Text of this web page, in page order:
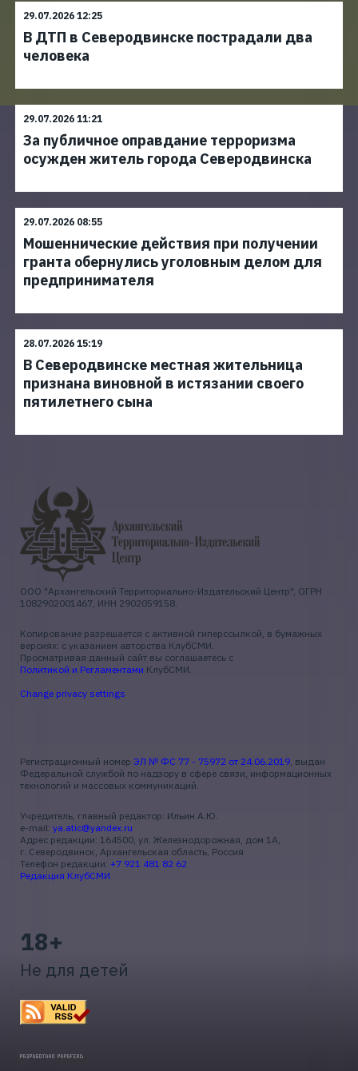
29.07.2026 12:25
В ДТП в Северодвинске пострадали два
человека
29.07.2026 11:21
За публичное оправдание терроризма
осужден житель города Северодвинска
29.07.2026 08:55
Мошеннические действия при получении
гранта обернулись уголовным делом для
предпринимателя
28.07.2026 15:19
В Северодвинске местная жительница
признана виновной в истязании своего
пятилетнего сына
ООО "Архангельский Территориально-Издательский Центр", ОГРН
1082902001467, ИНН 2902059158.
Копирование разрешается с активной гиперссылкой, в бумажных
версиях: с указанием авторства КлубСМИ.
Просматривая данный сайт вы соглашаетесь с
Политикой и Регламентами КлубСМИ.
Change privacy settings
Регистрационный номер ЭЛ № ФС 77 - 75972 от 24.06.2019, выдан
Федеральной службой по надзору в сфере связи, информационных
технологий и массовых коммуникаций.
Учредитель, главный редактор: Ильин А.Ю.
e-mail: ya.atic@yandex.ru
Адрес редакции: 164500, ул. Железнодорожная, дом 1А,
г. Северодвинск, Архангельская область, Россия
Телефон редакции: +7 921 481 82 62
Редакция КлубСМИ
18+
Не для детей